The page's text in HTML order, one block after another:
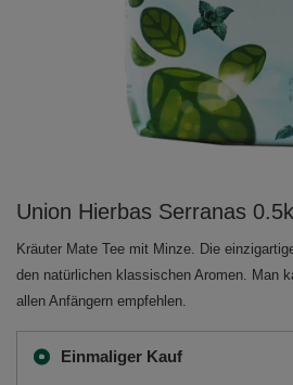
Union Hierbas Serranas
Kräuter Mate Tee mit Minze. Die
den natürlichen klassischen Aromen. Man
allen Anfängern empfehlen.
Einmaliger Kauf